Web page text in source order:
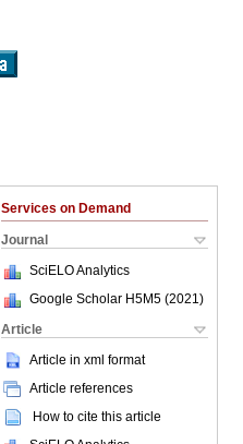
Services on Demand
Journal
SciELO Analytics
Google Scholar H5M5 (2021 )
Article
Article in xml format
Article references
How to cite this article